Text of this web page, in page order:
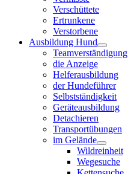
Verschüttete
Ertrunkene
Verstorbene
Ausbildung Hund
Teamverständigung
die Anzeige
Helferausbildung
der Hundeführer
Selbstständigkeit
Geräteausbildung
Detachieren
Transportübungen
im Gelände
Wildreinheit
Wegesuche